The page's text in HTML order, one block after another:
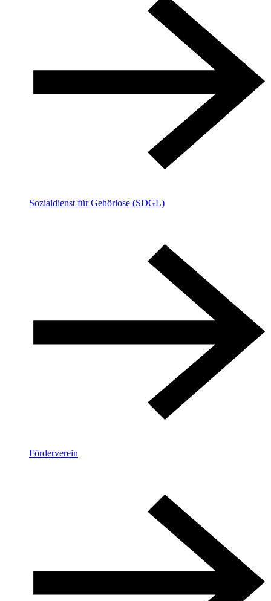
Sozialdienst für Gehörlose (SDGL)
Förderverein